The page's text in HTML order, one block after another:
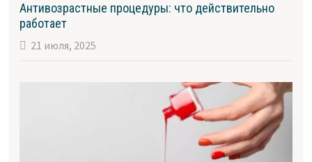
Антивозрастные процедуры: что действительно
работает
21 июля, 2025